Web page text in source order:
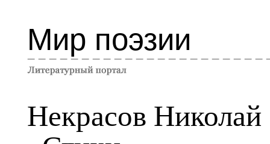
Мир поэзии
Некрасов Николай